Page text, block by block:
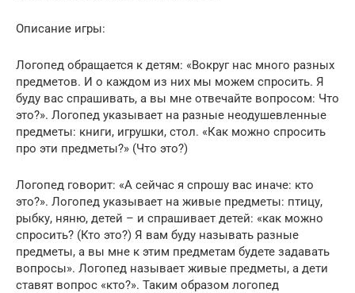
Описание игры:
Логопед обращается к детям: «Вокруг нас много разных
предметов. И о каждом из них мы можем спросить. Я
буду вас спрашивать, а вы мне отвечайте вопросом: Что
это?». Логопед указывает на разные неодушевленные
предметы: книги, игрушки, стол. «Как можно спросить
про эти предметы?» (Что это?)
Логопед говорит: «А сейчас я спрошу вас иначе: кто
это?». Логопед указывает на живые предметы: птицу,
рыбку, няню, детей – и спрашивает детей: «как можно
спросить? (Кто это?) Я вам буду называть разные
предметы, а вы мне к этим предметам будете задавать
вопросы». Логопед называет живые предметы, а дети
ставят вопрос «кто?». Таким образом логопед